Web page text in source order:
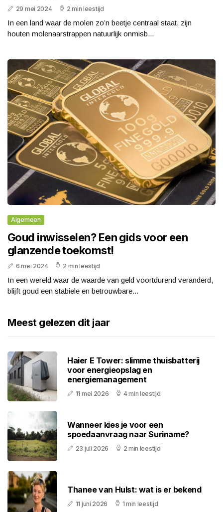
29 mei 2024 2 min leestijd
In een land waar de molen zo’n beetje centraal staat, zijn
houten molenaarstrappen natuurlijk onmisb...
Algemeen
Goud inwisselen? Een gids voor een
glanzende toekomst!
6 mei 2024 2 min leestijd
In een wereld waar de waarde van geld voortdurend veranderd,
blijft goud een stabiele en betrouwbare...
Meest gelezen dit jaar
Haier E Tower: slimme thuisbatterij
voor energieopslag en
energiemanagement
11 mei 2026 4 min leestijd
Wanneer kies je voor een
spoedaanvraag naar Suriname?
23 juli 2026 2 min leestijd
Thanee van Hulst: wat is er bekend
11 juni 2026 1 min leestijd